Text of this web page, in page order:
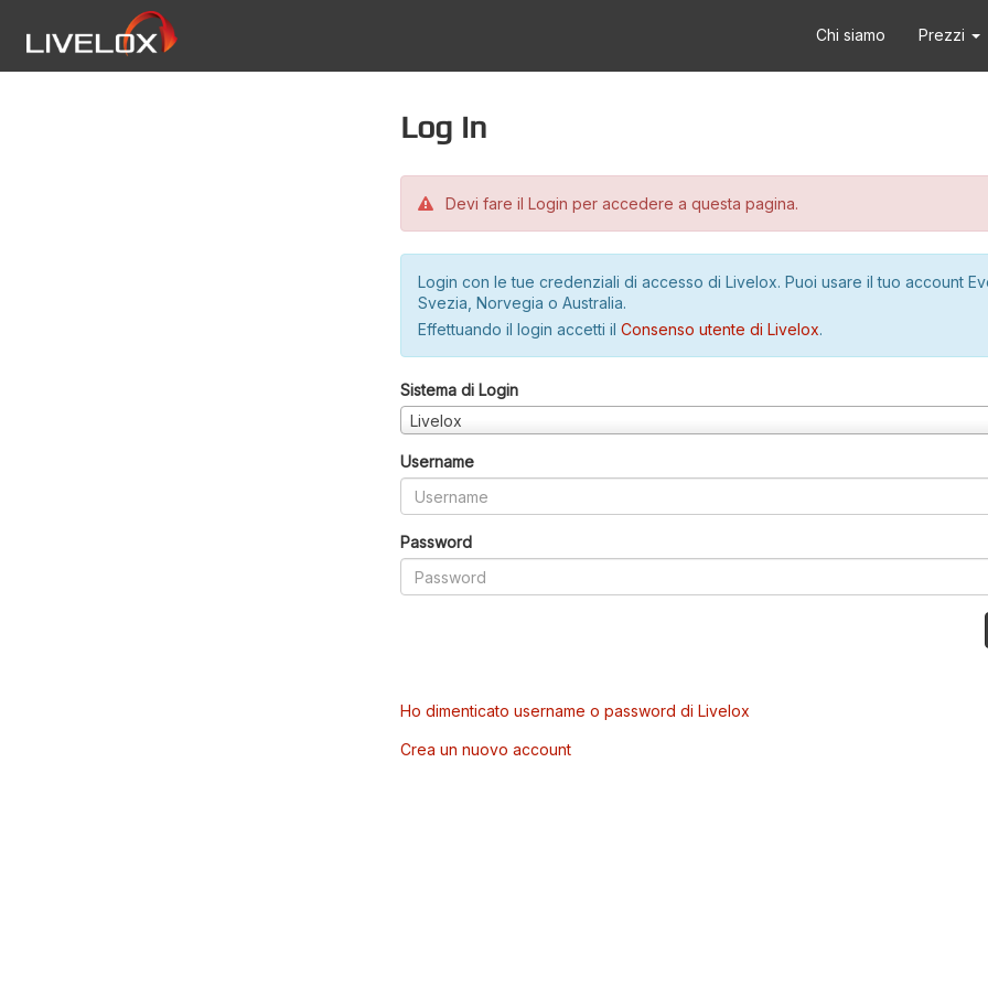
Chi siamo Prezzi
Log in
Devi fare il Login per accedere a questa pagina.
Login con le tue credenziali di accesso di Livelox. Puoi usare il tuo account
Svezia, Norvegia o Australia.
Effettuando il login accetti il Consenso utente di Livelox.
Sistema di Login
Livelox
Username
Password
Ho dimenticato username o password di Livelox
Crea un nuovo account